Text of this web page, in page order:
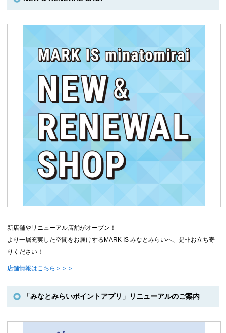
新店舗やリニューアル店舗がオープン！
より一層充実した空間をお届けするMARK IS みなとみらいへ、是非お立ち寄
りください！
店舗情報はこちら＞＞＞
「みなとみらいポイントアプリ」リニューアルのご案内